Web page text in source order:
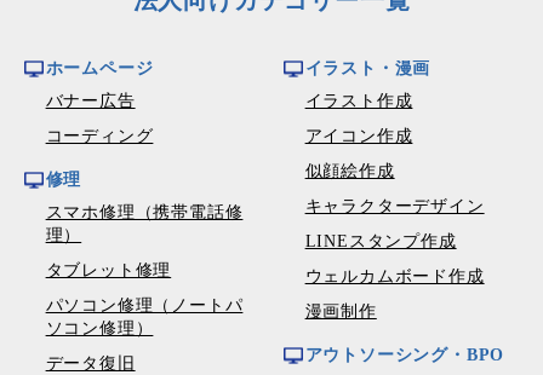
ホームページ
バナー広告
コーディング
修理
スマホ修理（携帯電話修
理）
タブレット修理
パソコン修理（ノートパ
ソコン修理）
データ復旧
イラスト・漫画
イラスト作成
アイコン作成
似顔絵作成
キャラクターデザイン
LINEスタンプ作成
ウェルカムボード作成
漫画制作
アウトソーシング・BPO